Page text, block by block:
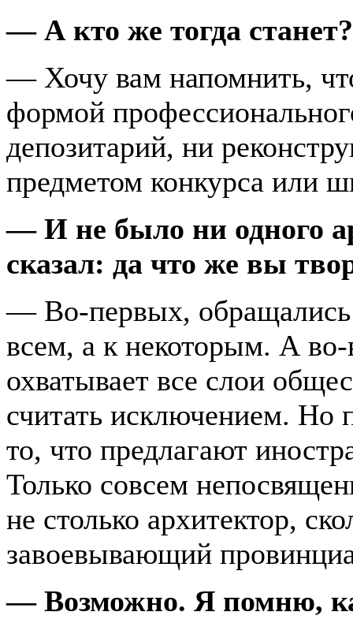
— А кто же тогда
— Хочу вам напомнить,
формой
депозитарий, ни
предметом конкурса или
— И не было ни одного
сказал: да что же вы
— Во-первых, обращались
всем, а к некоторым. А
охватывает все слои
считать исключением. Но
то, что предлагают
Только совсем
не столько архитектор,
завоевывающий
— Возможно. Я помню,